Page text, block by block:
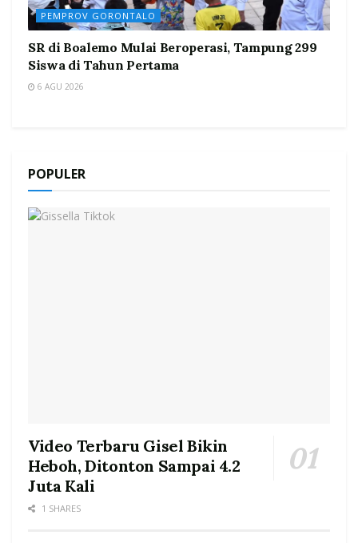
PEMPROV GORONTALO
SR di Boalemo Mulai Beroperasi, Tampung 299
Siswa di Tahun Pertama
6 AGU 2026
POPULER
Video Terbaru Gisel Bikin
Heboh, Ditonton Sampai 4.2
Juta Kali
1 SHARES